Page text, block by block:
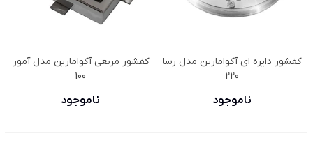
کفشور دایره ای آکوامارین مدل رسا
220
ناموجود
کفشور مربعی آکوامارین مدل آمور
100
ناموجود